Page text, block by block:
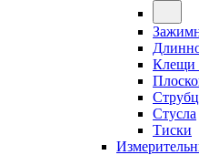
Клещи
Стусла
Тиски